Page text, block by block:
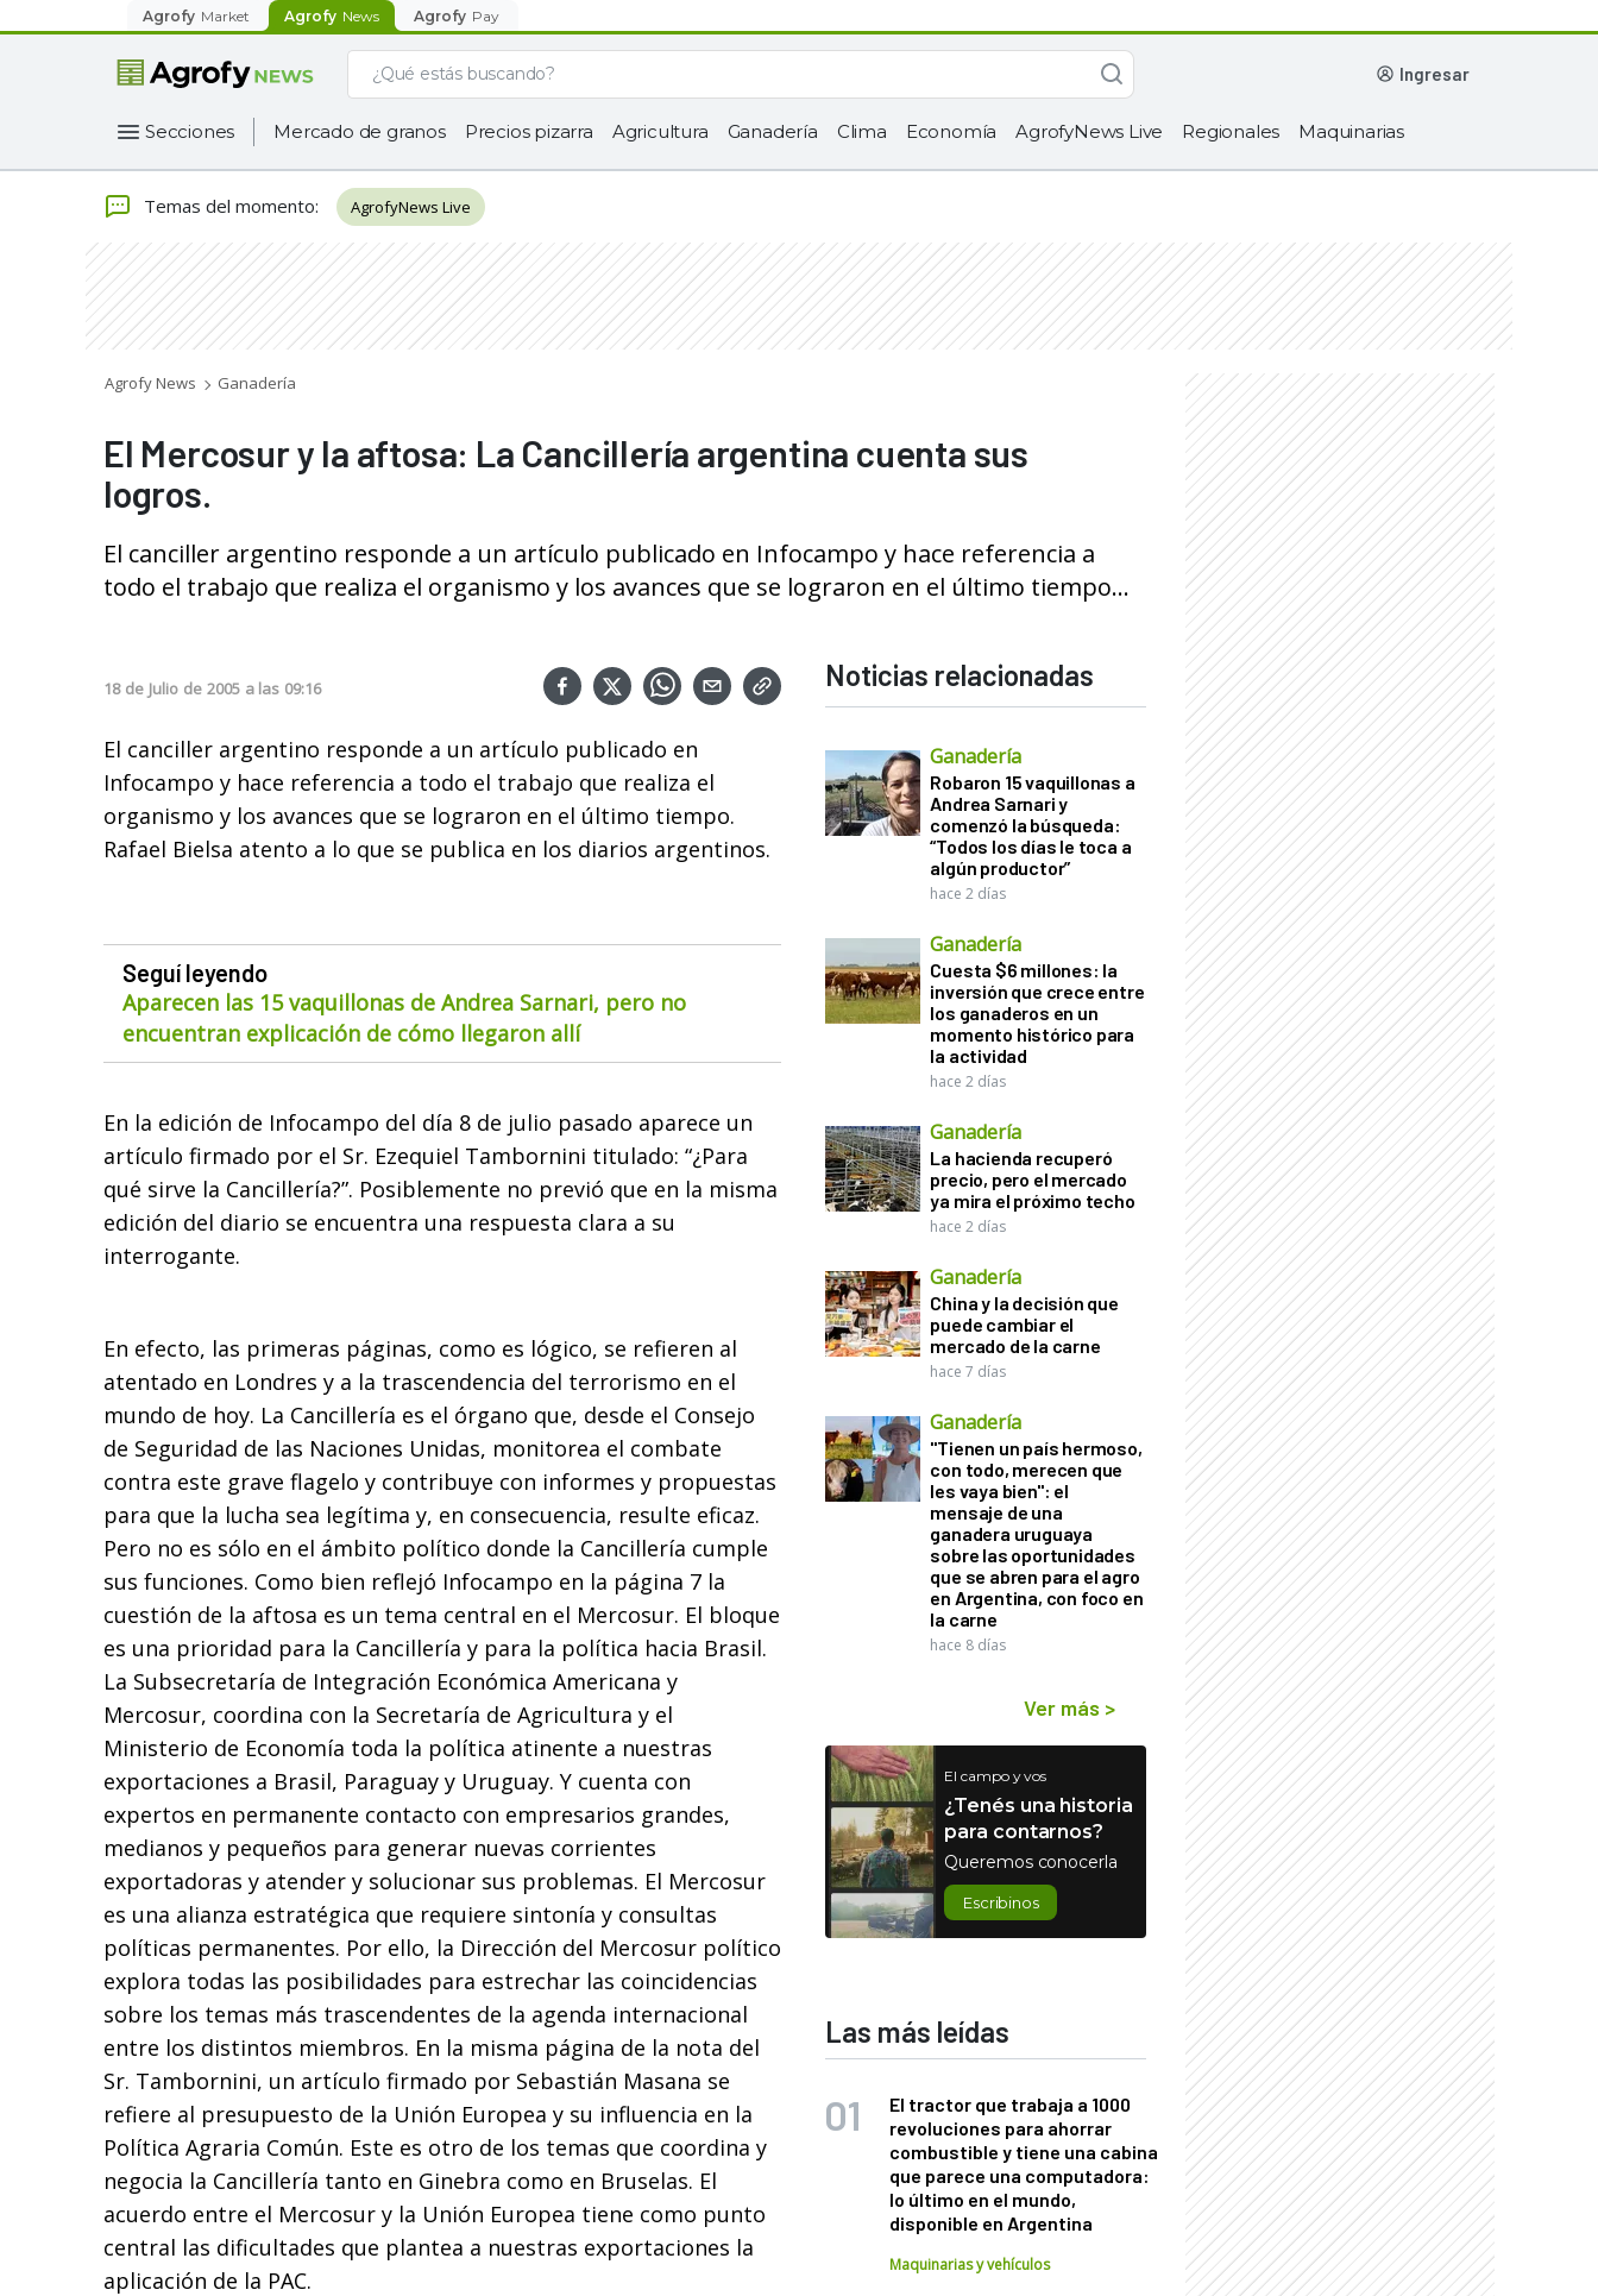
Agrofy Market Agrofy News Agrofy Pay
ingresar
Secciones Mercado de granos Precios pizarra Agricultura Ganadería Clima Economía AgrofyNews Live Regionales Maquinarias
Temas del momento: AgrofyNews Live
Agrofy News Ganadería
El Mercosur y la aftosa: La Cancillería argentina cuenta sus
logros.
El canciller argentino responde a un artículo publicado en Infocampo y hace referencia a
todo el trabajo que realiza el organismo y los avances que se lograron en el último tiempo...
18 de Julio de 2005 a las 09:16
El canciller argentino responde a un artículo publicado en
Infocampo y hace referencia a todo el trabajo que realiza el
organismo y los avances que se lograron en el último tiempo.
Rafael Bielsa atento a lo que se publica en los diarios argentinos.
Seguí leyendo
Aparecen las 15 vaquillonas de Andrea Sarnari, pero no
encuentran explicación de cómo llegaron allí
En la edición de Infocampo del día 8 de julio pasado aparece un
artículo firmado por el Sr. Ezequiel Tambornini titulado: “¿Para
qué sirve la Cancillería?”. Posiblemente no previó que en la misma
edición del diario se encuentra una respuesta clara a su
interrogante.
En efecto, las primeras páginas, como es lógico, se refieren al
atentado en Londres y a la trascendencia del terrorismo en el
mundo de hoy. La Cancillería es el órgano que, desde el Consejo
de Seguridad de las Naciones Unidas, monitorea el combate
contra este grave flagelo y contribuye con informes y propuestas
para que la lucha sea legítima y, en consecuencia, resulte eficaz.
Pero no es sólo en el ámbito político donde la Cancillería cumple
sus funciones. Como bien reflejó Infocampo en la página 7 la
cuestión de la aftosa es un tema central en el Mercosur. El bloque
es una prioridad para la Cancillería y para la política hacia Brasil.
La Subsecretaría de Integración Económica Americana y
Mercosur, coordina con la Secretaría de Agricultura y el
Ministerio de Economía toda la política atinente a nuestras
exportaciones a Brasil, Paraguay y Uruguay. Y cuenta con
expertos en permanente contacto con empresarios grandes,
medianos y pequeños para generar nuevas corrientes
exportadoras y atender y solucionar sus problemas. El Mercosur
es una alianza estratégica que requiere sintonía y consultas
políticas permanentes. Por ello, la Dirección del Mercosur político
explora todas las posibilidades para estrechar las coincidencias
sobre los temas más trascendentes de la agenda internacional
entre los distintos miembros. En la misma página de la nota del
Sr. Tambornini, un artículo firmado por Sebastián Masana se
refiere al presupuesto de la Unión Europea y su influencia en la
Política Agraria Común. Este es otro de los temas que coordina y
negocia la Cancillería tanto en Ginebra como en Bruselas. El
acuerdo entre el Mercosur y la Unión Europea tiene como punto
central las dificultades que plantea a nuestras exportaciones la
aplicación de la PAC.
Noticias relacionadas
Ganadería
Robaron 15 vaquillonas a
Andrea Sarnari y
comenzó la búsqueda:
“Todos los días le toca a
algún productor”
hace 2 días
Ganadería
Cuesta $6 millones: la
inversión que crece entre
los ganaderos en un
momento histórico para
la actividad
hace 2 días
Ganadería
La hacienda recuperó
precio, pero el mercado
ya mira el próximo techo
hace 2 días
Ganadería
China y la decisión que
puede cambiar el
mercado de la carne
hace 7 días
Ganadería
"Tienen un país hermoso,
con todo, merecen que
les vaya bien": el
mensaje de una
ganadera uruguaya
sobre las oportunidades
que se abren para el agro
en Argentina, con foco en
la carne
hace 8 días
Ver más >
El campo y vos
¿Tenés una historia
para contarnos?
Queremos conocerla
Escribinos
Las más leídas
El tractor que trabaja a 1000
revoluciones para ahorrar
combustible y tiene una cabina
que parece una computadora:
lo último en el mundo,
disponible en Argentina
Maquinarias y vehículos